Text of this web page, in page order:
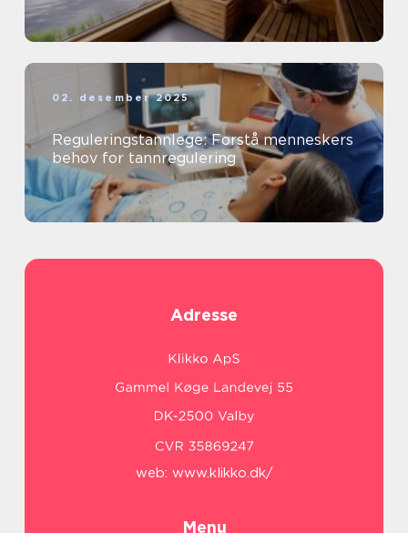
02. desember 2025
Reguleringstannlege: Forstå menneskers
behov for tannregulering
Adresse
web: www.klikko.dk/
Menu